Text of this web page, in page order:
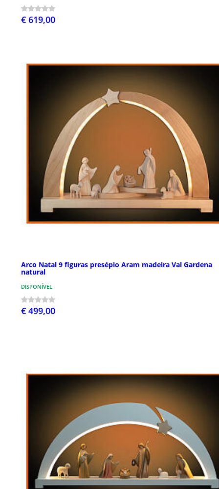
€ 619,00
Arco Natal 9 figuras presépio Aram madeira Val Gardena
natural
DISPONÍVEL
€ 499,00